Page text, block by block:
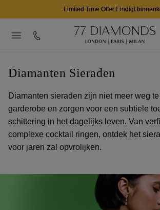
Limited Time Offer Eindigt
Diamanten Sieraden
Diamanten sieraden zijn niet meer weg
garderobe en zorgen voor een subtiele
schittering in het dagelijks leven. Van
complexe cocktail ringen, ontdek het
voor jaren zal opvrolijken.